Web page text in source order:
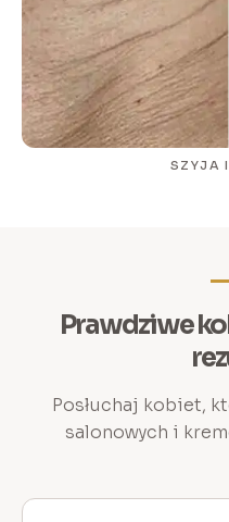
SZYJA I
Prawdziwe
Posłuchaj kobiet,
salonowych i